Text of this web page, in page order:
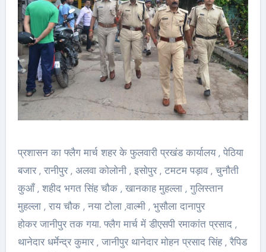
प्रशासन का फ्लैग मार्च शहर के फुलवारी प्रखंड कार्यालय , पेठिया
बजार , रानीपुर , अलवा कोलोनी , इसोपुर , टमटम पड़ाव , चुनौती
कुआँ , शहीद भगत सिंह चौक , खानकाह मुहल्ला , गुलिस्तान
मुहल्ला , राय चौक , नया टोला ,वाल्मी , भुसौला दानापुर
होकर जानीपुर तक गया. फ्लैग मार्च में डीएसपी रमाकांत प्रसाद ,
थानेदार धर्मेन्द्र कुमार , जानीपुर थानेदार मोहन प्रसाद सिंह , रैपिड